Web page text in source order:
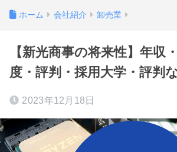
ホーム 会社紹介 卸売業
【新光商事の将来性】年収
度・評判・採用大学・評判
2023年12月18日